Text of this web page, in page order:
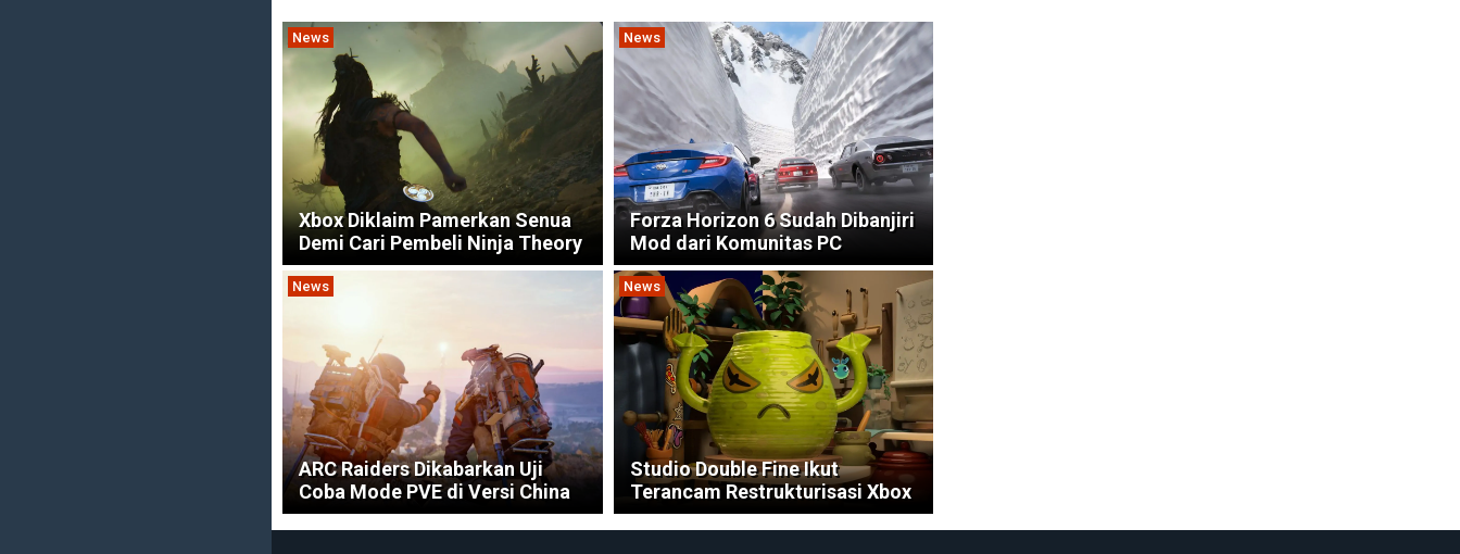
News
Xbox Diklaim Pamerkan Senua
Demi Cari Pembeli Ninja Theory
News
Forza Horizon 6 Sudah Dibanjiri
Mod dari Komunitas PC
News
ARC Raiders Dikabarkan Uji
Coba Mode PVE di Versi China
News
Studio Double Fine Ikut
Terancam Restrukturisasi Xbox